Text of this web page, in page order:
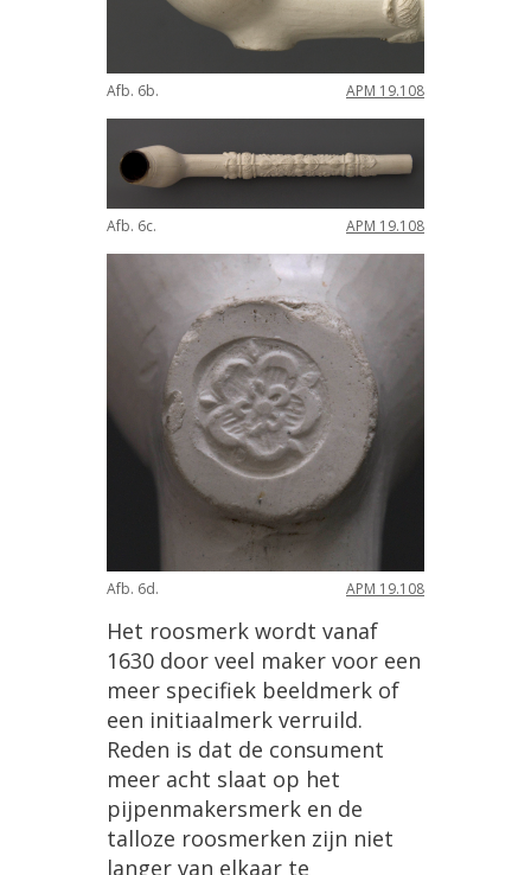
Afb. 6b. APM 19.108
Afb. 6c. APM 19.108
Afb. 6d. APM 19.108
Het roosmerk wordt vanaf
1630 door veel maker voor een
meer specifiek beeldmerk of
een initiaalmerk verruild.
Reden is dat de consument
meer acht slaat op het
pijpenmakersmerk en de
talloze roosmerken zijn niet
langer van elkaar te